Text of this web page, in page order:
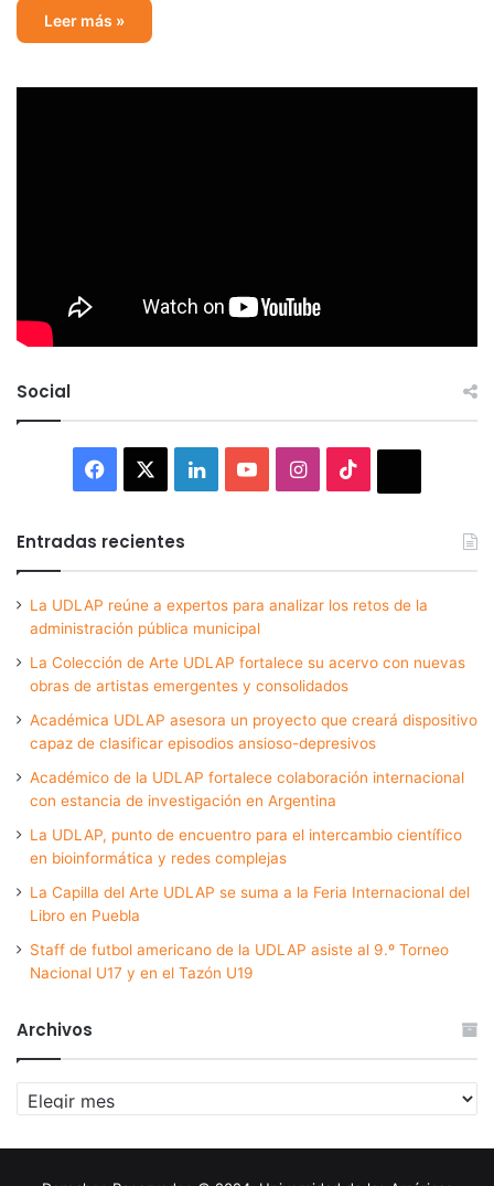
Leer más »
Social
Facebook LinkedInYouTubeInstagram
Entradas recientes
La UDLAP reúne a expertos para analizar los retos de la
administración pública municipal
La Colección de Arte UDLAP fortalece su acervo con nuevas
obras de artistas emergentes y consolidados
Académica UDLAP asesora un proyecto que creará dispositivo
capaz de clasificar episodios ansioso-depresivos
Académico de la UDLAP fortalece colaboración internacional
con estancia de investigación en Argentina
La UDLAP, punto de encuentro para el intercambio científico
en bioinformática y redes complejas
La Capilla del Arte UDLAP se suma a la Feria Internacional del
Libro en Puebla
Staff de futbol americano de la UDLAP asiste al 9.º Torneo
Nacional U17 y en el Tazón U19
Archivos
Archivos